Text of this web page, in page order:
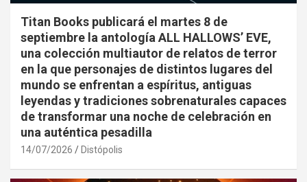
Titan Books publicará el martes 8 de
septiembre la antología ALL HALLOWS’ EVE,
una colección multiautor de relatos de terror
en la que personajes de distintos lugares del
mundo se enfrentan a espíritus, antiguas
leyendas y tradiciones sobrenaturales capaces
de transformar una noche de celebración en
una auténtica pesadilla
14/07/2026 Distópolis